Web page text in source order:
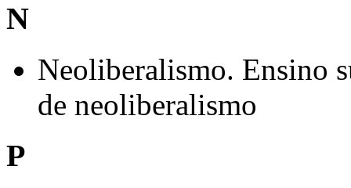
N
Neoliberalismo. Ensino
de neoliberalismo
P